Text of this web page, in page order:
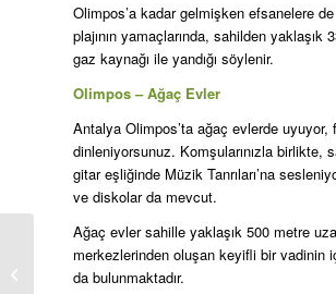
Olimpos’a kadar gelmişken efsanelere
plajının yamaçlarında, sahilden
gaz kaynağı ile yandığı söylenir.
Olimpos – Ağaç Evler
Antalya Olimpos’ta ağaç evlerde uyuyor,
dinleniyorsunuz. Komşularınızla birlikte,
gitar eşliğinde Müzik Tanrıları’na
ve diskolar da mevcut.
Ağaç evler sahille yaklaşık 500 metre
merkezlerinden oluşan keyifli bir vadinin
da bulunmaktadır.
Yüce Rent A Car İle
Lüks Otomobiller Bir Tık